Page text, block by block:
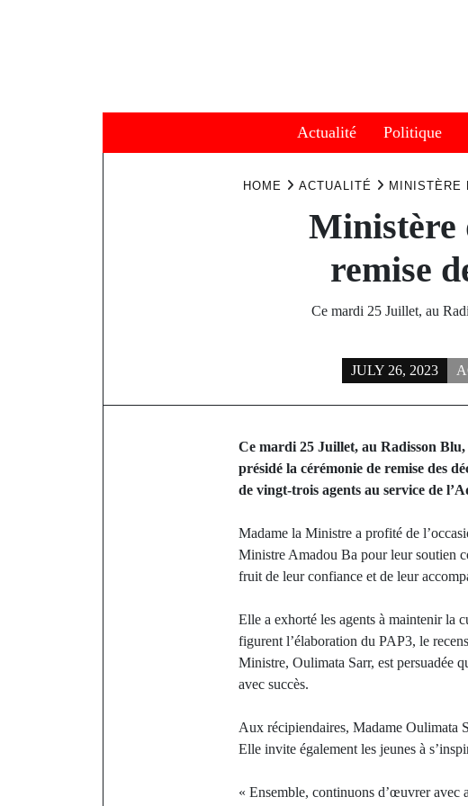
Actualité Politique
HOME ACTUALITÉ MINISTÈRE
Ministère
remise
Ce mardi 25 Juillet, au
JULY 26, 2023
Ce mardi 25 Juillet, au Radisson
présidé la cérémonie de remise des
de vingt-trois agents au service de
Madame la Ministre a profité de
Ministre Amadou Ba pour leur soutien
fruit de leur confiance et de leur
Elle a exhorté les agents à maintenir la
figurent l’élaboration du PAP3, le
Ministre, Oulimata Sarr, est persuadée
avec succès.
Aux récipiendaires, Madame Oulimata
Elle invite également les jeunes à
« Ensemble, continuons d’œuvrer avec